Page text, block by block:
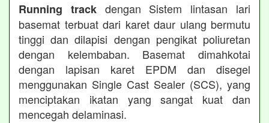
Running trackdengan Sistem lintasan lari
basemat terbuat dari karet daur ulang bermutu
tinggi dan dilapisi dengan pengikat poliuretan
dengan kelembaban. Basemat dimahkotai
dengan lapisan karet EPDM dan disegel
menggunakan Single Cast Sealer (SCS), yang
menciptakan ikatan yang sangat kuat dan
mencegah delaminasi.